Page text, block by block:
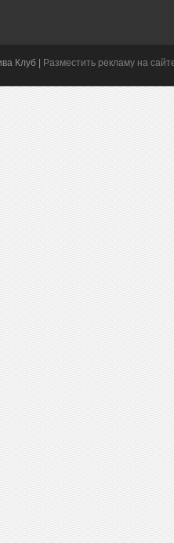
Клуб | Разместить рекламу на